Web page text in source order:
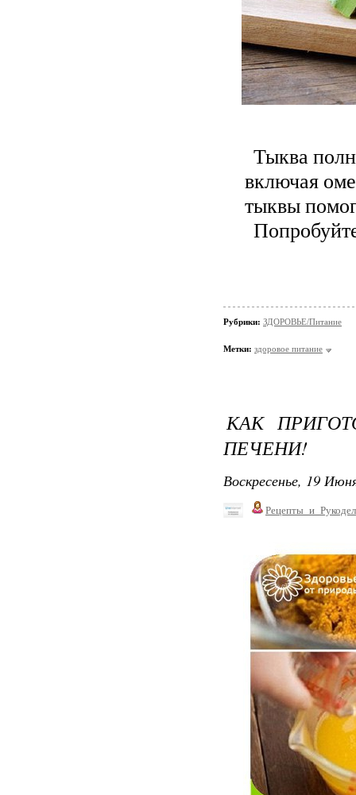
Тыква
включая
тыквы
Рубрики: ЗДОРОВЬЕ/Питание
Метки: здоровое питание
КАК
ПЕЧЕНИ!
Воскресенье, 19